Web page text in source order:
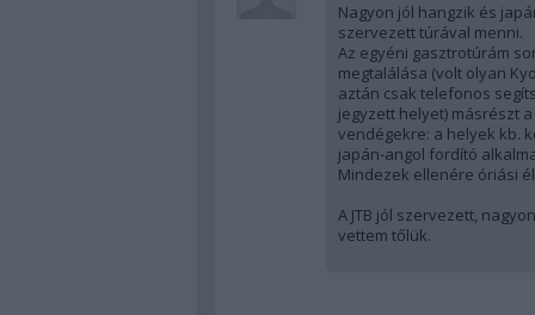
Nagyon jól hangzik és
szervezett túrával menni.
Az egyéni gasztrotúrám
megtalálása (volt olyan
aztán csak telefonos
jegyzett helyet) másrészt
vendégekre: a helyek kb.
japán-angol fordító
Mindezek ellenére óriási
A JTB jól szervezett,
vettem tőlük.